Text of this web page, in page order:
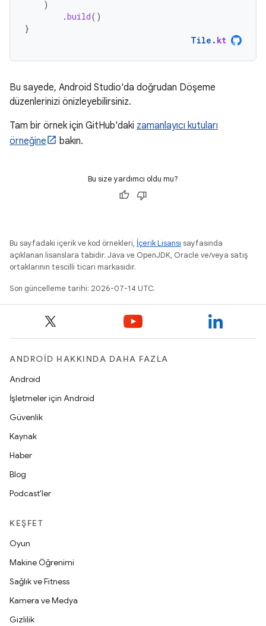
)
.build()
}
Tile . kt
Bu sayede, Android Studio'da doğrudan Döşeme
düzenlerinizi önizleyebilirsiniz.
Tam bir örnek için GitHub'daki zamanlayıcı kutuları
örneğine
bakın.
Bu size yardımcı oldu mu?
Bu sayfadaki içerik ve kod örnekleri, İçerik Lisansı sayfasında
açıklanan lisanslara tabidir. Java ve OpenJDK, Oracle ve/veya satış
ortaklarının tescilli ticari markasıdır.
Son güncelleme tarihi: 2026-07-14 UTC.
ANDROID HAKKINDA DAHA FAZLA
Android
İşletmeler için Android
Güvenlik
Kaynak
Haber
Blog
Podcast'ler
KEŞFET
Oyun
Makine Öğrenimi
Sağlık ve Fitness
Kamera ve Medya
Gizlilik